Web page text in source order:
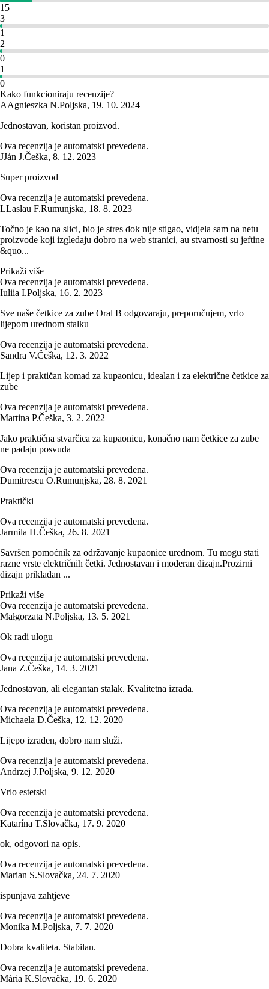
15
3
1
2
0
1
0
Kako funkcioniraju recenzije?
AAgnieszka N.Poljska, 19. 10. 2024
Jednostavan, koristan proizvod.
Ova recenzija je automatski prevedena.
JJán J.Češka, 8. 12. 2023
Super proizvod
Ova recenzija je automatski prevedena.
LLaslau F.Rumunjska, 18. 8. 2023
Točno je kao na slici, bio je stres dok nije stigao, vidjela sam na netu
proizvode koji izgledaju dobro na web stranici, au stvarnosti su jeftine
&quo...
Prikaži više
Ova recenzija je automatski prevedena.
Iuliia I.Poljska, 16. 2. 2023
Sve naše četkice za zube Oral B odgovaraju, preporučujem, vrlo
lijepom urednom stalku
Ova recenzija je automatski prevedena.
Sandra V.Češka, 12. 3. 2022
Lijep i praktičan komad za kupaonicu, idealan i za električne četkice za
zube
Ova recenzija je automatski prevedena.
Martina P.Češka, 3. 2. 2022
Jako praktična stvarčica za kupaonicu, konačno nam četkice za zube
ne padaju posvuda
Ova recenzija je automatski prevedena.
Dumitrescu O.Rumunjska, 28. 8. 2021
Praktički
Ova recenzija je automatski prevedena.
Jarmila H.Češka, 26. 8. 2021
Savršen pomoćnik za održavanje kupaonice urednom. Tu mogu stati
razne vrste električnih četki. Jednostavan i moderan dizajn.Prozirni
dizajn prikladan ...
Prikaži više
Ova recenzija je automatski prevedena.
Małgorzata N.Poljska, 13. 5. 2021
Ok radi ulogu
Ova recenzija je automatski prevedena.
Jana Z.Češka, 14. 3. 2021
Jednostavan, ali elegantan stalak. Kvalitetna izrada.
Ova recenzija je automatski prevedena.
Michaela D.Češka, 12. 12. 2020
Lijepo izrađen, dobro nam služi.
Ova recenzija je automatski prevedena.
Andrzej J.Poljska, 9. 12. 2020
Vrlo estetski
Ova recenzija je automatski prevedena.
Katarína T.Slovačka, 17. 9. 2020
ok, odgovori na opis.
Ova recenzija je automatski prevedena.
Marian S.Slovačka, 24. 7. 2020
ispunjava zahtjeve
Ova recenzija je automatski prevedena.
Monika M.Poljska, 7. 7. 2020
Dobra kvaliteta. Stabilan.
Ova recenzija je automatski prevedena.
Mária K.Slovačka, 19. 6. 2020